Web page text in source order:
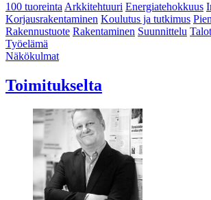
100 tuoreintaArkkitehtuuri Energiatehokkuus
Korjausrakentaminen Koulutus ja tutkimus
Rakennustuote Rakentaminen Suunnittelu
Työelämä
Näkökulmat
Toimitukselta